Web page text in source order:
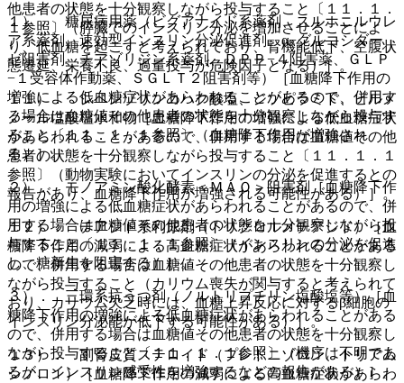
他患者の状態を十分観察しながら投与すること〔１１．１．
１参照〕（膵臓でのインスリン分泌を増加させることによ
り、低血糖を起こすと考えられており、腎機能低下、空腹状
態遷延、栄養不良、過量投与が危険因子となる）］。
１１）． シベンゾリンコハク酸塩、ジソピラミド、ピルメ
ノール塩酸塩水和物［血糖降下作用の増強による低血糖症状
があらわれることがあるので、併用する場合は血糖値その他
患者の状態を十分観察しながら投与すること〔１１．１．１
参照〕（動物実験においてインスリンの分泌を促進するとの
報告があり、血糖降下作用が増強される可能性がある）］。
１２）． チアジド系利尿剤（トリクロルメチアジド）［血
糖降下作用の減弱による高血糖症状があらわれることがある
ので、併用する場合は血糖値その他患者の状態を十分観察し
ながら投与すること（カリウム喪失が関与すると考えられて
おり、カリウム欠乏時には、血糖上昇反応に対するβ細胞の
インスリン分泌能が低下する可能性がある）］。
１３）． 副腎皮質ステロイド（プレドニゾロン、トリアム
シノロン）［血糖降下作用の減弱による高血糖症状があらわ
１）． 糖尿病用薬（ビグアナイド系薬剤、スルホニルウレ
ア系薬剤、速効型インスリン分泌促進剤、α−グルコシダー
ゼ阻害剤、チアゾリジン系薬剤、ＤＰＰ−４阻害薬、ＧＬＰ
−１受容体作動薬、ＳＧＬＴ２阻害剤等）［血糖降下作用の
増強による低血糖症状があらわれることがあるので、併用す
る場合は血糖値その他患者の状態を十分観察しながら投与す
ること〔１１．１．１参照〕（血糖降下作用が増強され
る）］。
２）． モノアミン酸化酵素＜ＭＡＯ＞阻害剤［血糖降下作
用の増強による低血糖症状があらわれることがあるので、併
用する場合は血糖値その他患者の状態を十分観察しながら投
与すること〔１１．１．１参照〕（インスリンの分泌を促進
し、糖新生を阻害する）］。
３）． 三環系抗うつ剤（ノルトリプチリン塩酸塩等）［血
糖降下作用の増強による低血糖症状があらわれることがある
ので、併用する場合は血糖値その他患者の状態を十分観察し
ながら投与すること〔１１．１．１参照〕（機序は不明であ
るが、インスリン感受性を増強するなどの報告がある）］。